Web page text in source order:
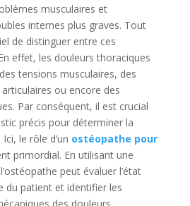
musculaires et
internes plus graves. Tout
de distinguer entre ces
effet, les douleurs thoraciques
tensions musculaires, des
ou encore des
Par conséquent, il est crucial
précis pour déterminer la
le rôle d’un ostéopathe pour
primordial. En utilisant une
peut évaluer l’état
du patient et identifier les